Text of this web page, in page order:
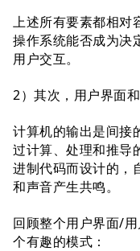
上述所有要素都相对
操作系统能否成为决
⽤户交互。
2）其次，⽤户界⾯
计算机的输出是间接
过计算、处理和推导
进制代码⽽设计的，
和声⾳产⽣共鸣。
回顾整个⽤户界⾯/
个有趣的模式：